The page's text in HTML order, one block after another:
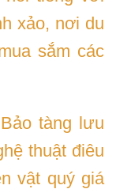
xảo, nơi du
sắm các
Bảo tàng lưu
thuật điêu
vật quý giá